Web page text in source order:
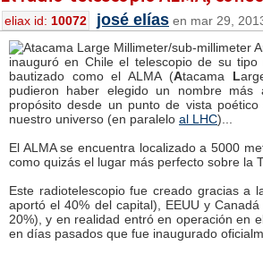
eliax id: 10072 josé elías en mar 29,
inauguró en Chile el telescopio de su
bautizado como el ALMA (Atacama L
pudieron haber elegido un nombre
propósito desde un punto de vista
nuestro universo (en paralelo al LHC)...
El ALMA se encuentra localizado a 5000
como quizás el lugar más perfecto sobre la
Este radiotelescopio fue creado gracias a
aportó el 40% del capital), EEUU y
20%), y en realidad entró en operación en
en días pasados que fue inaugurado